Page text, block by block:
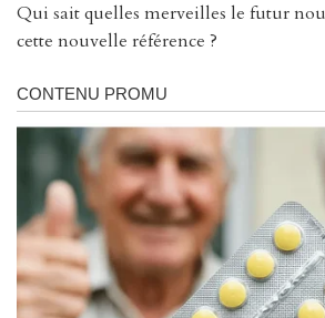
Qui sait quelles merveilles le futur
cette nouvelle référence ?